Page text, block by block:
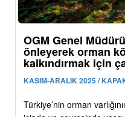
OGM Genel
önleyerek orman
kalkındırmak için
KASIM-ARALIK 2025 /
Türkiye’nin orman